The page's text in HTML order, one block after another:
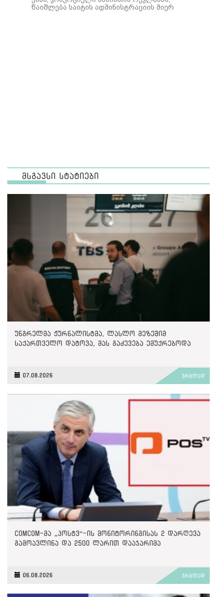
წაიშლება საიტის ადმინისტრაციის მიერ
მსგავსი სტატიები
უნგრელმა ჟურნალისტმა, ლასლო მეზეშიმ
საქართველო დატოვა, მას გაძევება ემუქრებოდა
07.08.2026 ვრცლად
ComCom-მა „პოსტვ“-ის მონიტორინგისას 2 დარღევა
გამოავლინა და 2500 ლარით დააჯარიმა
06.08.2026 ვრცლად